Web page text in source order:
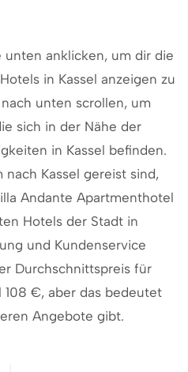
unten anklicken, um dir die
in Kassel anzeigen zu
unten scrollen, um
sich in der Nähe der
in Kassel befinden.
nach Kassel gereist sind,
Andante Apartmenthotel
Hotels der Stadt in
und Kundenservice
Durchschnittspreis für
€, aber das bedeutet
Angebote gibt.